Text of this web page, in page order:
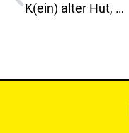
K(ein) alter Hut, ein Nahversorger für den Ortsteil Hinterberg!